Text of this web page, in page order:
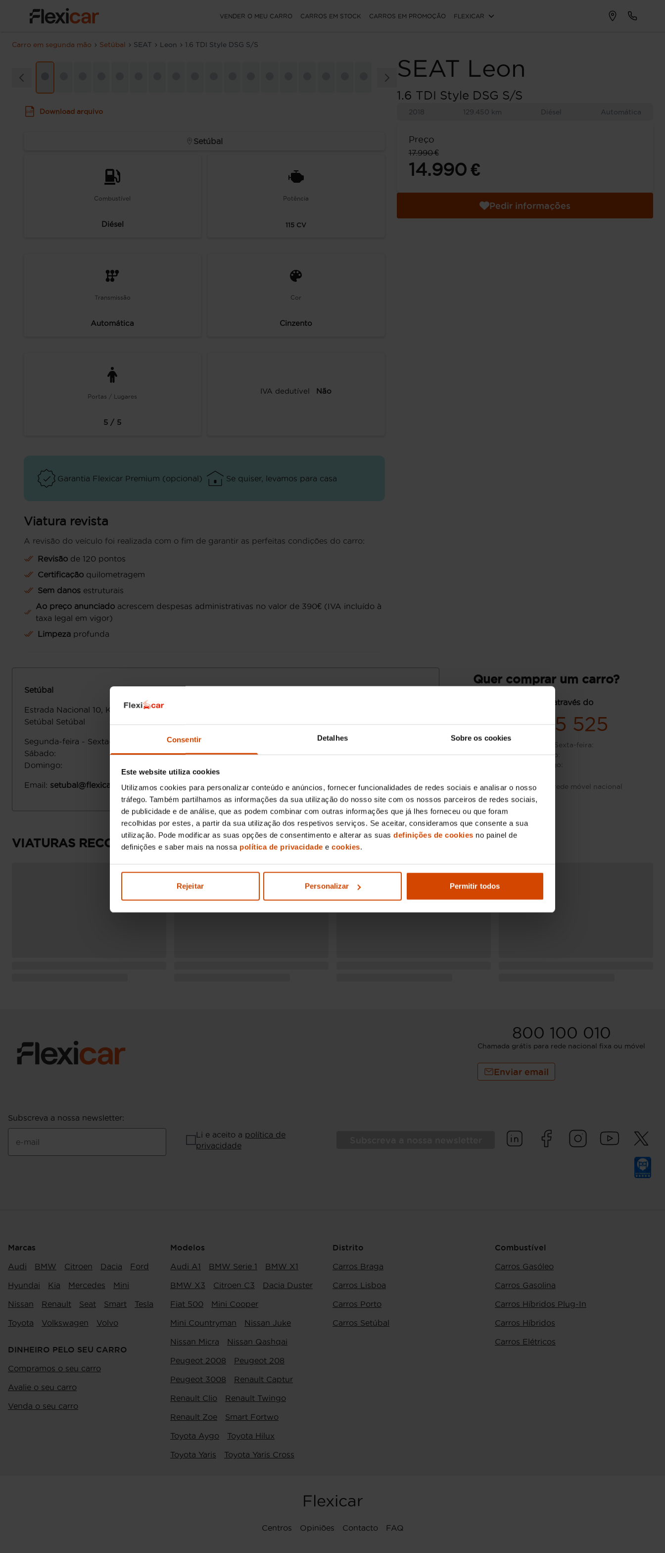
Consentir Detalhes Sobre os cookies
Este website utiliza cookies
Utilizamos cookies para personalizar conteúdo e anúncios, fornecer funcionalidades de redes sociais e analisar o nosso
tráfego. Também partilhamos as informações da sua utilização do nosso site com os nossos parceiros de redes sociais,
de publicidade e de análise, que as podem combinar com outras informações que já lhes forneceu ou que foram
recolhidas por estes, a partir da sua utilização dos respetivos serviços. Se aceitar, consideramos que consente a sua
utilização. Pode modificar as suas opções de consentimento e alterar as suas definições de cookies no painel de
definições e saber mais na nossa política de privacidade e cookies.
Rejeitar Personalizar Permitir todos
VENDER O MEU CARRO CARROS EM STOCK CARROS EM PROMOÇÃO FLEXICAR
Carro em segunda mão Setúbal SEAT Leon 1.6 TDI Style DSG S/S
SEAT Leon
1.6 TDI Style DSG S/S
2018 129.450 km Diésel Automática
Preço
17.990 €
14.990 €
Pedir informações
Download arquivo
Setúbal
Combustível
Diésel
Potência
115 CV
Transmissão
Automática
Cor
Cinzento
Portas / Lugares
5 / 5
IVA dedutível Não
Garantia Flexicar Premium (opcional) Se quiser, levamos para casa
Viatura revista
A revisão do veículo foi realizada com o fim de garantir as perfeitas condições do carro:
Revisão de 120 pontos
Certificação quilometragem
Sem danos estruturais
Ao preço anunciado acrescem despesas administrativas no valor de 390€ (IVA incluído à
taxa legal em vigor)
Limpeza profunda
Setúbal
Estrada Nacional 10, Km 42 2910-845
Setúbal Setúbal
Segunda-feira - Sexta-feira
Sábado:
Domingo:
Email: setubal@flexicar.pt
Quer comprar um carro?
contacte-nos através do
939 965 525
Segunda-feira - Sexta-feira:
Sábado:
Domingo:
Custo de chamada para rede móvel nacional
VIATURAS RECOMENDADAS
800 100 010
Chamada grátis para rede nacional fixa ou móvel
Enviar email
Subscreva a nossa newsletter:
e-mail
Li e aceito a política de
privacidade
Marcas
Audi BMW Citroen Dacia Ford
Hyundai Kia Mercedes Mini
Nissan Renault Seat Smart Tesla
Toyota Volkswagen Volvo
DINHEIRO PELO SEU CARRO
Compramos o seu carro
Avalie o seu carro
Venda o seu carro
Modelos
Audi A1 BMW Serie 1 BMW X1
BMW X3 Citroen C3 Dacia Duster
Fiat 500 Mini Cooper
Mini Countryman Nissan Juke
Nissan Micra Nissan Qashqai
Peugeot 2008 Peugeot 208
Peugeot 3008 Renault Captur
Renault Clio Renault Twingo
Renault Zoe Smart Fortwo
Toyota Aygo Toyota Hilux
Toyota Yaris Toyota Yaris Cross
Distrito
Carros Braga
Carros Lisboa
Carros Porto
Carros Setúbal
Combustível
Carros Gasóleo
Carros Gasolina
Carros Híbridos Plug-In
Carros Híbridos
Carros Elétricos
Flexicar
Centros Opiniões Contacto FAQ